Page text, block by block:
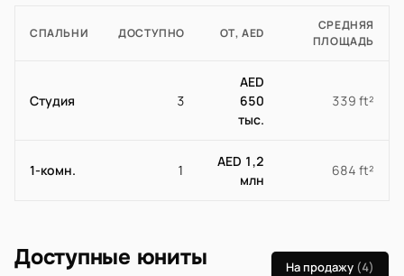
СПАЛЬНИ ДОСТУПНО ОТ, AED
СРЕДНЯЯ
ПЛОЩАДЬ
Студия 3
AED
650
тыс.
339 ft²
1-комн. 1
AED 1,2
млн
684 ft²
Доступные юниты На продажу (4)